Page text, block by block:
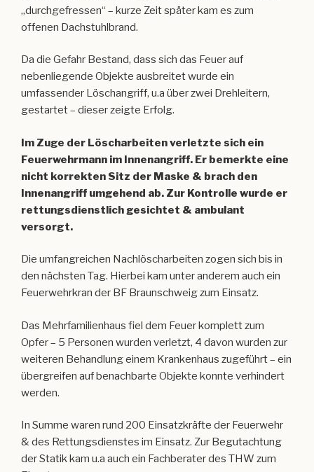
„durchgefressen“ – kurze Zeit später kam es zum
offenen Dachstuhlbrand.
Da die Gefahr Bestand, dass sich das Feuer auf
nebenliegende Objekte ausbreitet wurde ein
umfassender Löschangriff, u.a über zwei Drehleitern,
gestartet – dieser zeigte Erfolg.
Im Zuge der Löscharbeiten verletzte sich ein
Feuerwehrmann im Innenangriff. Er bemerkte eine
nicht korrekten Sitz der Maske & brach den
Innenangriff umgehend ab. Zur Kontrolle wurde er
rettungsdienstlich gesichtet & ambulant
versorgt.
Die umfangreichen Nachlöscharbeiten zogen sich bis in
den nächsten Tag. Hierbei kam unter anderem auch ein
Feuerwehrkran der BF Braunschweig zum Einsatz.
Das Mehrfamilienhaus fiel dem Feuer komplett zum
Opfer – 5 Personen wurden verletzt, 4 davon wurden zur
weiteren Behandlung einem Krankenhaus zugeführt – ein
übergreifen auf benachbarte Objekte konnte verhindert
werden.
In Summe waren rund 200 Einsatzkräfte der Feuerwehr
& des Rettungsdienstes im Einsatz. Zur Begutachtung
der Statik kam u.a auch ein Fachberater des THW zum